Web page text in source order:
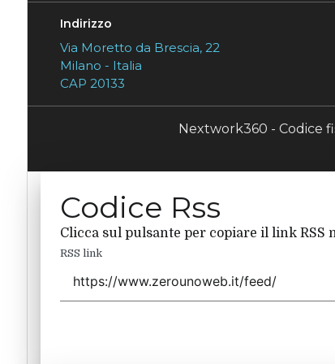
Indirizzo
Via Moretto da Brescia, 22
Milano - Italia
CAP 20133
Nextwork360 - Codice
Codice Rss
Clicca sul pulsante per copiare il link RSS
RSS link